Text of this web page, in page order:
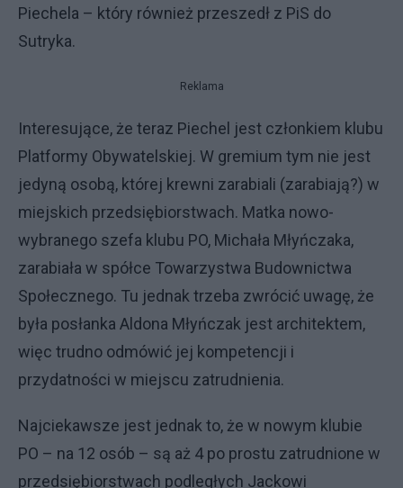
Piechela – który również przeszedł z PiS do
Sutryka.
Reklama
Interesujące, że teraz Piechel jest członkiem klubu
Platformy Obywatelskiej. W gremium tym nie jest
jedyną osobą, której krewni zarabiali (zarabiają?) w
miejskich przedsiębiorstwach. Matka nowo-
wybranego szefa klubu PO, Michała Młyńczaka,
zarabiała w spółce Towarzystwa Budownictwa
Społecznego. Tu jednak trzeba zwrócić uwagę, że
była posłanka Aldona Młyńczak jest architektem,
więc trudno odmówić jej kompetencji i
przydatności w miejscu zatrudnienia.
Najciekawsze jest jednak to, że w nowym klubie
PO – na 12 osób – są aż 4 po prostu zatrudnione w
przedsiębiorstwach podległych Jackowi